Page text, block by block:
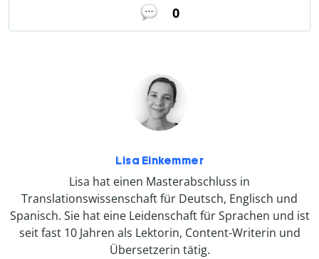
0
Lisa Einkemmer
Lisa hat einen Masterabschluss in
Translationswissenschaft für Deutsch, Englisch und
Spanisch. Sie hat eine Leidenschaft für Sprachen und ist
seit fast 10 Jahren als Lektorin, Content-Writerin und
Übersetzerin tätig.